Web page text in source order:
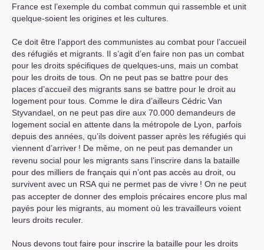
France est l’exemple du combat commun qui rassemble et unit
quelque-soient les origines et les cultures.
Ce doit être l’apport des communistes au combat pour l’accueil
des réfugiés et migrants. Il s’agit d’en faire non pas un combat
pour les droits spécifiques de quelques-uns, mais un combat
pour les droits de tous. On ne peut pas se battre pour des
places d’accueil des migrants sans se battre pour le droit au
logement pour tous. Comme le dira d’ailleurs Cédric Van
Styvandael, on ne peut pas dire aux 70.000 demandeurs de
logement social en attente dans la métropole de Lyon, parfois
depuis des années, qu’ils doivent passer après les réfugiés qui
viennent d’arriver ! De même, on ne peut pas demander un
revenu social pour les migrants sans l’inscrire dans la bataille
pour des milliers de français qui n’ont pas accès au droit, ou
survivent avec un RSA qui ne permet pas de vivre ! On ne peut
pas accepter de donner des emplois précaires encore plus mal
payés pour les migrants, au moment où les travailleurs voient
leurs droits reculer.
Nous devons tout faire pour inscrire la bataille pour les droits